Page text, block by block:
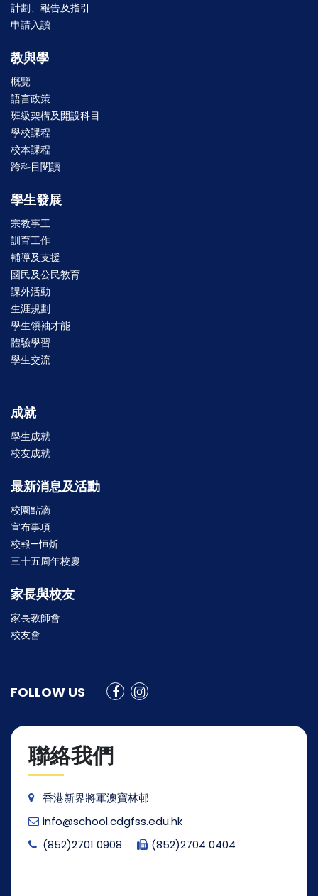
計劃、報告及指引
申請入讀
教與學
概覽
語言政策
班級架構及開設科目
學校課程
校本課程
跨科目閱讀
學生發展
宗教事工
訓育工作
輔導及支援
國民及公民教育
課外活動
生涯規劃
學生領袖才能
體驗學習
學生交流
成就
學生成就
校友成就
最新消息及活動
校園點滴
宣布事項
校報—恒炘
三十五周年校慶
家長與校友
家長教師會
校友會
FOLLOW US
聯絡我們
香港新界將軍澳寶林邨
info@school.cdgfss.edu.hk
(852)2701 0908
(852)2704 0404